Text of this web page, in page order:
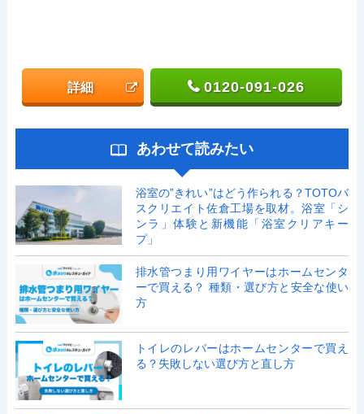
詳細 0120-091-026
あわせて読みたい
浴室の”きれい”はどう作られる？TOTOバ
スクリエイト佐倉工場を取材。浴室「シ
ンラ」体験と新機能「浴室クリアキー
プ」
排水管つまり用ワイヤーはホームセンタ
ーで買える？ 種類・選び方と安全な使い
方
トイレのレバーはホームセンターで買え
る？失敗しない選び方と直し方